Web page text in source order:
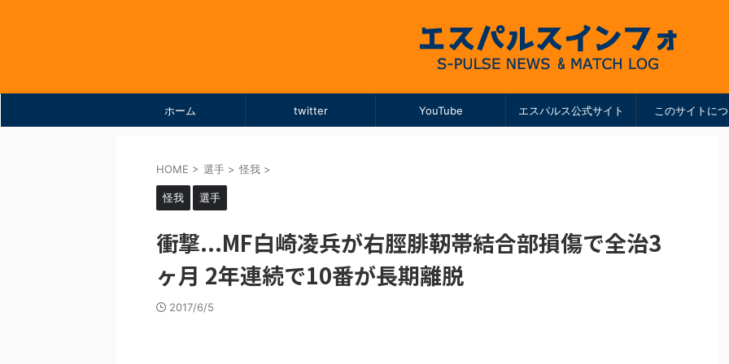
ホーム twitter YouTube エスパルス公式サイト このサイトに
HOME > 選手 > 怪我 >
怪我 選手
衝撃...MF白崎凌兵が右脛腓靭帯結合部損傷で全治3
ヶ月 2年連続で10番が長期離脱
2017/6/5